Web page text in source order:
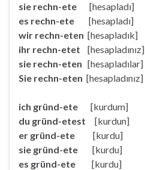
sie rechn-ete [hesapladı]
es rechn-ete [hesapladı]
wir rechn-eten [hesapladık]
ihr rechn-etet [hesapladınız]
sie rechn-eten [hesapladılar]
Sie rechn-eten [hesapladınız]
ich gründ-ete [kurdum]
du gründ-etest [kurdun]
er gründ-ete [kurdu]
sie gründ-ete [kurdu]
es gründ-ete [kurdu]